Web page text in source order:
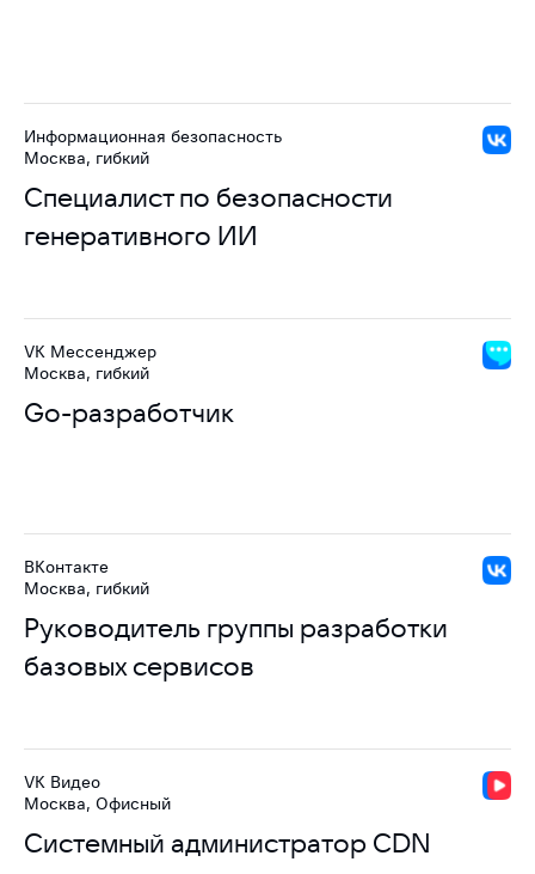
Специалист по безопасности
генеративного ИИ
Информационная безопасность
Москва, гибкий
Go-разработчик
VK Мессенджер
Москва, гибкий
Руководитель группы разработки
базовых сервисов
ВКонтакте
Москва, гибкий
Системный администратор CDN
VK Видео
Москва, Офисный